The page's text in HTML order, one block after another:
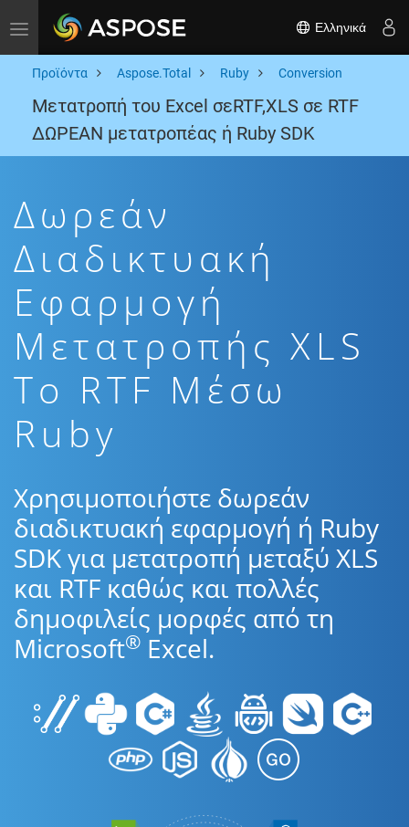
Toggle navigation Ελληνικά
Προϊόντα Aspose.Total Ruby Conversion
Μετατροπή του Excel σεRTF,XLS σε RTF
ΔΩΡΕΑΝ μετατροπέας ή Ruby SDK
Δωρεάν
Διαδικτυακή
Εφαρμογή
Μετατροπής XLS
To RTF Μέσω
Ruby
Χρησιμοποιήστε δωρεάν
διαδικτυακή εφαρμογή ή Ruby
SDK για μετατροπή μεταξύ XLS
και RTF καθώς και πολλές
δημοφιλείς μορφές από τη
Microsoft® Excel.